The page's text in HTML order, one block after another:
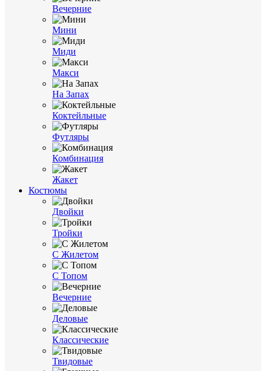
Вечерние
Мини
Миди
Макси
На Запах
Коктейльные
Футляры
Комбинация
Жакет
Костюмы
Двойки
Тройки
С Жилетом
С Топом
Вечерние
Деловые
Классические
Твидовые